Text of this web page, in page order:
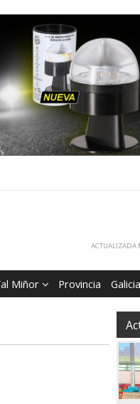
ACTUALIZADA
Miñor Provincia Galicia